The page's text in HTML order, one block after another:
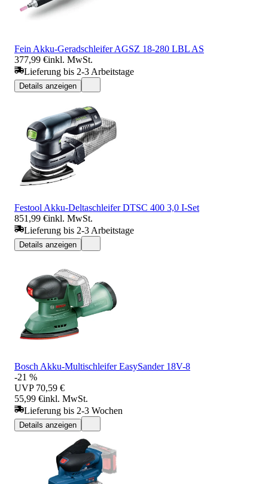
Fein Akku-Geradschleifer AGSZ 18-280 LBL AS
377,99 €inkl. MwSt.
Lieferung bis 2-3 Arbeitstage
Details anzeigen
Festool Akku-Deltaschleifer DTSC 400 3,0 I-Set
851,99 €inkl. MwSt.
Lieferung bis 2-3 Arbeitstage
Details anzeigen
Bosch Akku-Multischleifer EasySander 18V-8
-21 %
UVP 70,59 €
55,99 €inkl. MwSt.
Lieferung bis 2-3 Wochen
Details anzeigen